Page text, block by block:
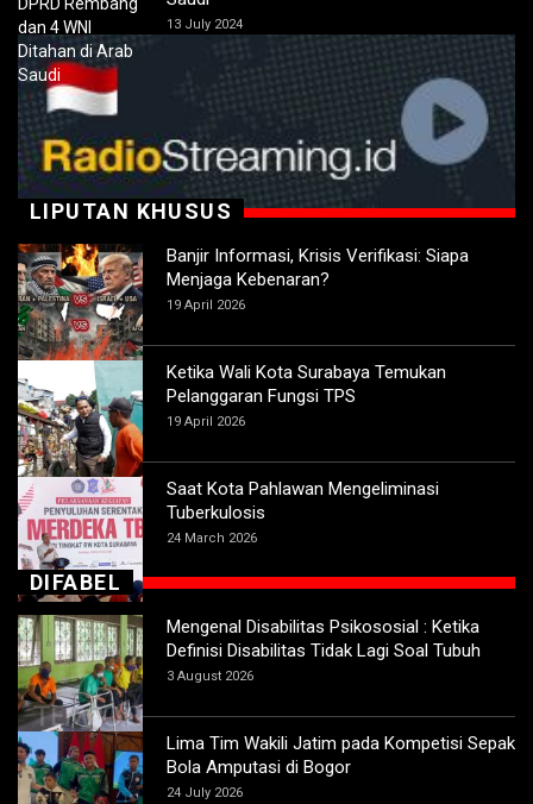
13 July 2024
LIPUTAN KHUSUS
Banjir Informasi, Krisis Verifikasi: Siapa
Menjaga Kebenaran?
19 April 2026
Ketika Wali Kota Surabaya Temukan
Pelanggaran Fungsi TPS
19 April 2026
Saat Kota Pahlawan Mengeliminasi
Tuberkulosis
24 March 2026
DIFABEL
Mengenal Disabilitas Psikososial : Ketika
Definisi Disabilitas Tidak Lagi Soal Tubuh
3 August 2026
Lima Tim Wakili Jatim pada Kompetisi Sepak
Bola Amputasi di Bogor
24 July 2026